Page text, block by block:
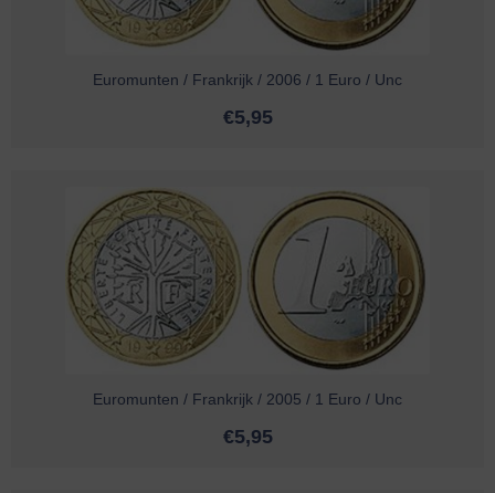
Euromunten / Frankrijk / 2006 / 1 Euro / Unc
€5,95
Euromunten / Frankrijk / 2005 / 1 Euro / Unc
€5,95